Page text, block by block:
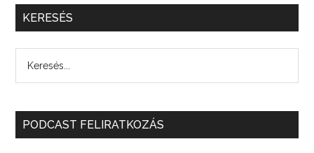
KERESÉS
PODCAST FELIRATKOZÁS